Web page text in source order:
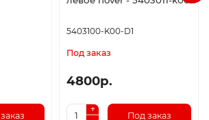
5403100-K00-D1
Под заказ
4800р.
Под заказ